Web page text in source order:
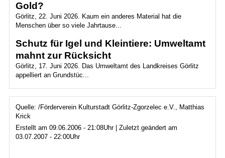
Gold?
Görlitz, 22. Juni 2026. Kaum ein anderes Material hat die
Menschen über so viele Jahrtause...
Schutz für Igel und Kleintiere: Umweltamt
mahnt zur Rücksicht
Görlitz, 17. Juni 2026. Das Umweltamt des Landkreises Görlitz
appelliert an Grundstüc...
Quelle: /Förderverein Kulturstadt Görlitz-Zgorzelec e.V., Matthias
Krick
Erstellt am 09.06.2006 - 21:08Uhr | Zuletzt geändert am
03.07.2007 - 22:00Uhr